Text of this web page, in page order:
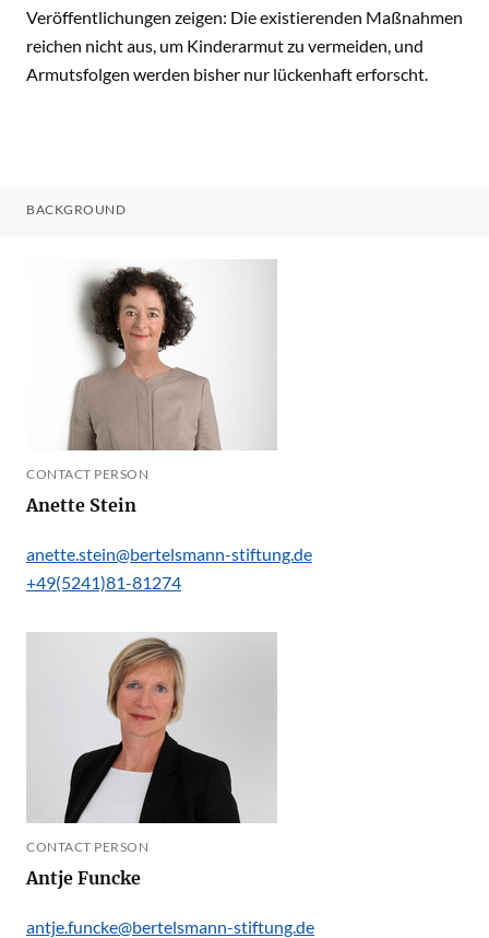
Veröffentlichungen zeigen: Die existierenden Maßnahmen
reichen nicht aus, um Kinderarmut zu vermeiden, und
Armutsfolgen werden bisher nur lückenhaft erforscht.
BACKGROUND
CONTACT PERSON
Anette Stein
anette.stein@bertelsmann-stiftung.de
+49(5241)81-81274
CONTACT PERSON
Antje Funcke
antje.funcke@bertelsmann-stiftung.de